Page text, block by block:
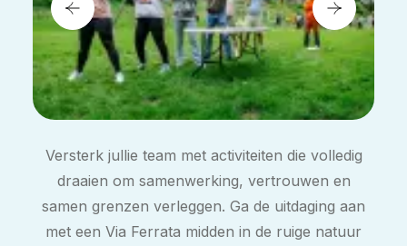
Versterk jullie team met activiteiten die volledig
draaien om samenwerking, vertrouwen en
samen grenzen verleggen. Ga de uitdaging aan
met een Via Ferrata midden in de ruige natuur